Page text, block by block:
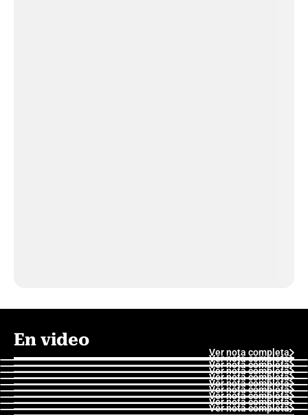
En video
Ver nota completa
Ver nota completa
Ver nota completa
Ver nota completa
Ver nota completa
Ver nota completa
Ver nota completa
Ver nota completa
Ver nota completa
Ver nota completa